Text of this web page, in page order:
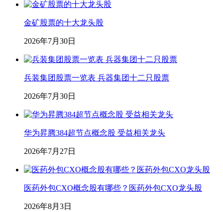
金矿股票的十大龙头股
2026年7月30日
兵装集团股票一览表 兵器集团十二只股票
2026年7月30日
华为昇腾384超节点概念股 受益相关龙头
2026年7月27日
医药外包CXO概念股有哪些？医药外包CXO龙头股
2026年8月3日